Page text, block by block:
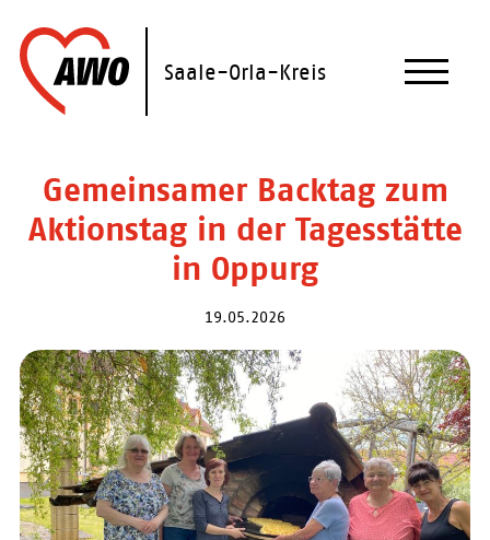
content
Saale-Orla-Kreis
Gemeinsamer Backtag zum
Aktionstag in der Tagesstätte
in Oppurg
19.05.2026